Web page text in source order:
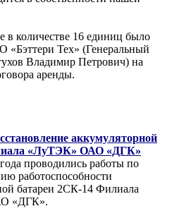
в количестве 16 единиц было
«Бэттери Тех» (Генеральный
Владимир Петрович) на
аренды.
аккумуляторной
«ЛуТЭК» ОАО «ДГК»
проводились работы по
работоспособности
батареи 2СК-14 Филиала
«ДГК».